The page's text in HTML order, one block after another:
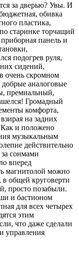
за дверью? Увы. И
обивка
пластика,
старинке торчащий
панель и
подогрев руля,
сидений,
очень скромном
добрые аналоговые
премиальный,
Громадный
комфорта,
на задних
Как и положено
музыкальным
действительно
сонмами
вперед
магнитолой можно
общей круговерти
просто позабыли.
и бастионом
для всех четырех
этим
что даже сделали
управления